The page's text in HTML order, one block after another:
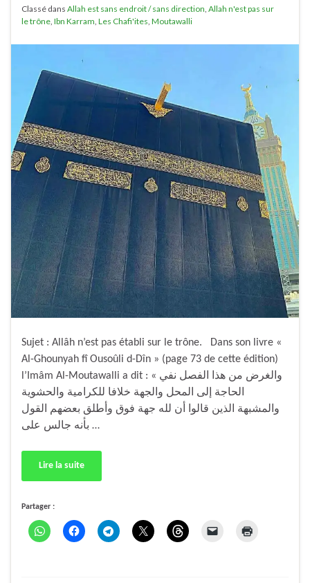
Classé dans Allah est sans endroit / sans direction Allah n'est pas sur
le trône Ibn Karram Les Chafi'ites Moutawalli
Sujet : Allâh n’est pas établi sur le trône. Dans son livre «
Al-Ghounyah fî Ousoûli d-Dîn » (page 73 de cette édition)
l’Imâm Al-Moutawalli a dit : « والغرض من هذا الفصل نفي
الحاجة إلى المحل والجهة خلافا للكرامية والحشوية
والمشبهة الذين قالوا أن لله جهة فوق وأطلق بعضهم القول
بأنه جالس على …
Lire la suite
Partager :